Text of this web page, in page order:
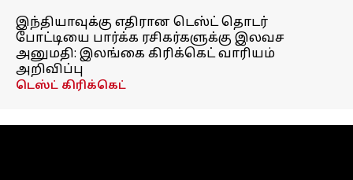
இந்தியாவுக்கு எதிரான டெஸ்ட் தொடர்
போட்டியை பார்க்க ரசிகர்களுக்கு இலவச
அனுமதி: இலங்கை கிரிக்கெட் வாரியம்
அறிவிப்பு
டெஸ்ட் கிரிக்கெட்